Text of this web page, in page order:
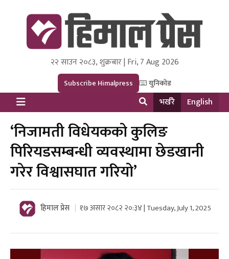
Himal Press
Dot NewsyNepal Media and Research Pvt Ltd.
२२ साउन २०८३, शुक्रबार | Fri, 7 Aug 2026
Subscribe Himalpress युनिकोड
भर्खरै English
‘निजामती विधेयकको कुलिङ
पिरियडसम्बन्धी व्यवस्थामा छेडखानी
गरेर विश्वासघात गरियो’
हिमाल प्रेस १७ असार २०८२ २०:३४ | Tuesday, July 1, 2025